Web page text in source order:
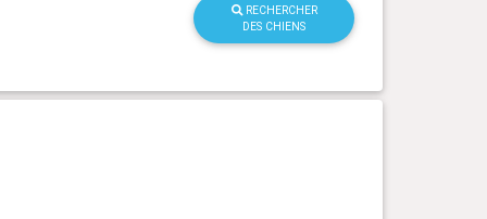
RECHERCHER
DES CHIENS